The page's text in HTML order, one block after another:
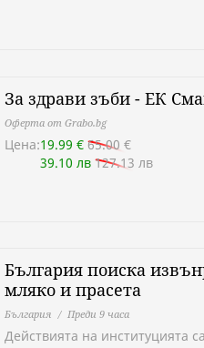
За здрави зъби - ЕК
Оферта от Grabo.bg
Цена:19.99 € 65.00 €
39.10 лв 127.13 лв
България поиска
мляко и прасета
България Преди 9 часа
Действията на институцията